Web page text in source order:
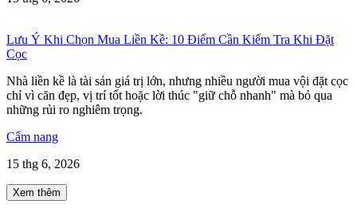
Lưu Ý Khi Chọn Mua Liền Kề: 10 Điểm Cần Kiểm Tra Khi Đặt
Cọc
Nhà liền kề là tài sản giá trị lớn, nhưng nhiều người mua vội đặt cọc
chỉ vì căn đẹp, vị trí tốt hoặc lời thúc "giữ chỗ nhanh" mà bỏ qua
những rủi ro nghiêm trọng.
Cẩm nang
15 thg 6, 2026
Xem thêm